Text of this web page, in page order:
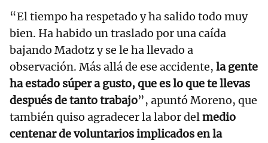
“El tiempo ha respetado y ha salido todo muy
bien. Ha habido un traslado por una caída
bajando Madotz y se le ha llevado a
observación. Más allá de ese accidente, la gente
ha estado súper a gusto, que es lo que te llevas
después de tanto trabajo”, apuntó Moreno, que
también quiso agradecer la labor delmedio
centenar de voluntarios implicados en la